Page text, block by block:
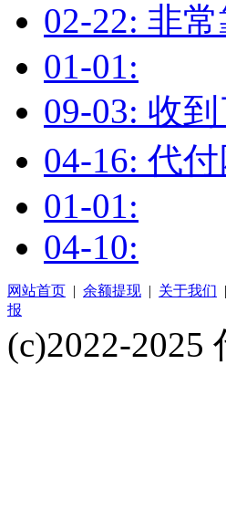
02-22: 非
01-01:
09-03: 收
04-16: 代
01-01:
04-10:
网站首页 | 余额提现 | 关于我们 |
报
(c)2022-2025